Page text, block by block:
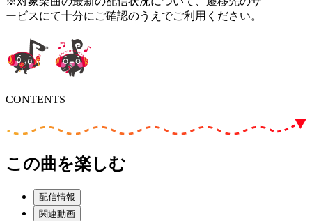
ービスにて十分にご確認のうえでご利用ください。
CONTENTS
この曲を楽しむ
配信情報
関連動画